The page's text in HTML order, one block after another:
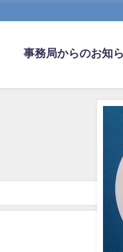
事務局からのお知